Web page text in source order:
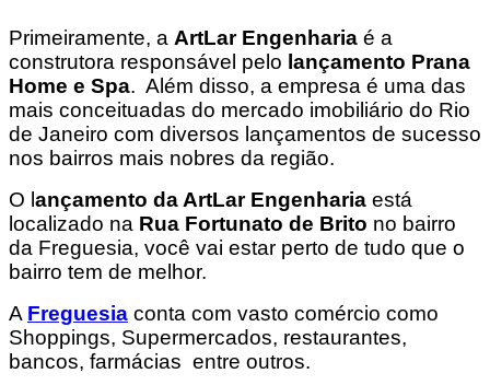
Primeiramente, a ArtLar Engenharia é a
construtora responsável pelo lançamento Prana
Home e Spa. Além disso, a empresa é uma das
mais conceituadas do mercado imobiliário do Rio
de Janeiro com diversos lançamentos de sucesso
nos bairros mais nobres da região.
O l ançamento da ArtLar Engenharia está
localizado na Rua Fortunato de Brito no bairro
da Freguesia, você vai estar perto de tudo que o
bairro tem de melhor.
A Freguesia conta com vasto comércio como
Shoppings, Supermercados, restaurantes,
bancos, farmácias entre outros.